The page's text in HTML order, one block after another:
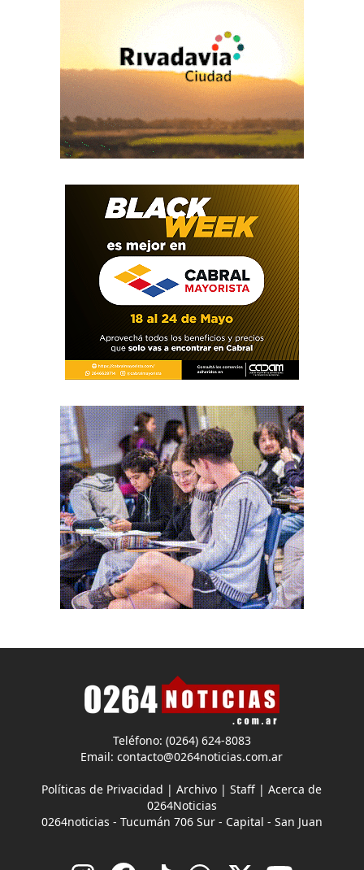
Teléfono: (0264) 624-8083
Email:contacto@0264noticias.com.ar
Políticas de Privacidad |Archivo |Staff |Acerca de
0264Noticias
0264noticias - Tucumán 706 Sur - Capital - San Juan